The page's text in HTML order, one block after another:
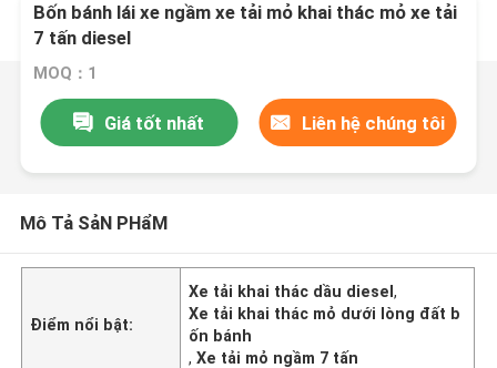
Bốn bánh lái xe ngầm xe tải mỏ khai thác mỏ xe tải
7 tấn diesel
MOQ：1
Giá tốt nhất Liên hệ chúng tôi
Mô Tả SảN PHẩM
Điểm nổi bật:
Xe tải khai thác dầu diesel,
Xe tải khai thác mỏ dưới lòng đất b
ốn bánh
,Xe tải mỏ ngầm 7 tấn